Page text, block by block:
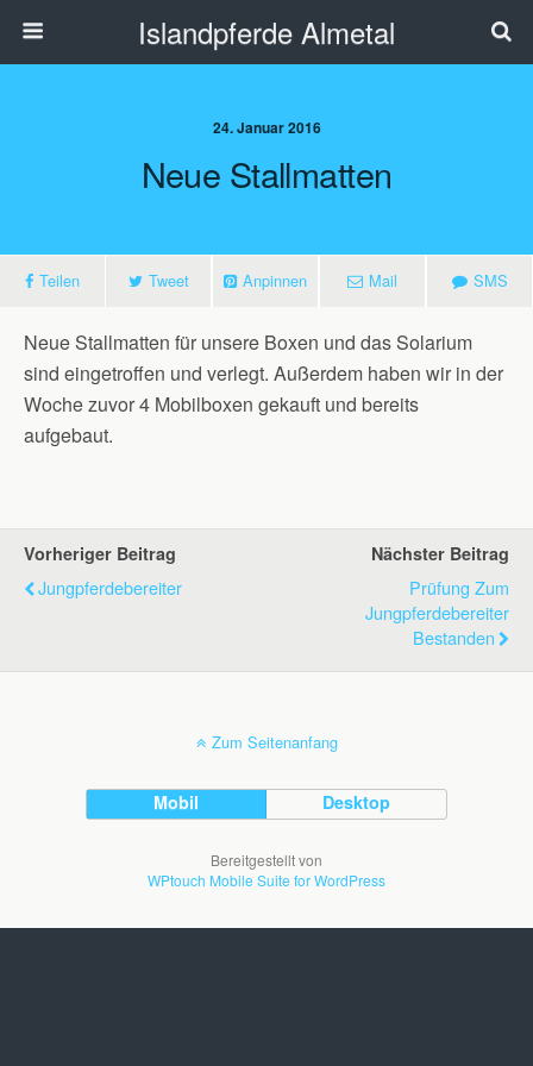
Islandpferde Almetal
24. Januar 2016
Neue Stallmatten
Teilen Tweet Anpinnen Mail SMS
Neue Stallmatten für unsere Boxen und das Solarium
sind eingetroffen und verlegt. Außerdem haben wir in der
Woche zuvor 4 Mobilboxen gekauft und bereits
aufgebaut.
Vorheriger Beitrag
Jungpferdebereiter
Nächster Beitrag
Prüfung Zum
Jungpferdebereiter
Bestanden
Zum Seitenanfang
Mobil Desktop
Bereitgestellt von
WPtouch Mobile Suite for WordPress